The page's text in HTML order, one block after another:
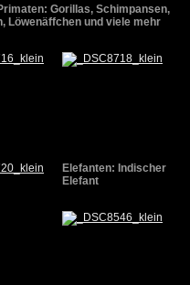
Gorillas, Schimpansen,
Löwenäffchen und viele mehr
Elefanten: Indischer
Elefant